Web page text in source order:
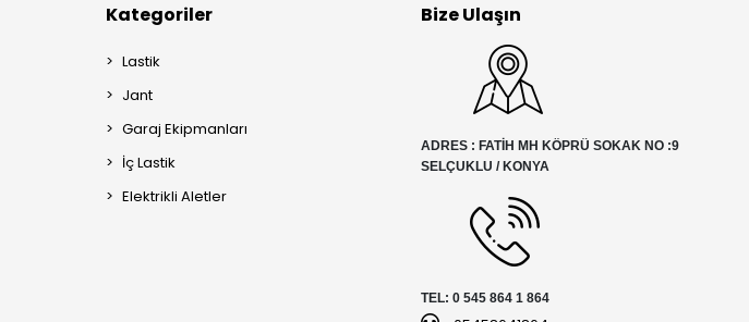
Kategoriler
Lastik
Jant
Garaj Ekipmanları
İç Lastik
Elektrikli Aletler
Bize Ulaşın
ADRES : FATİH MH KÖPRÜ SOKAK NO :9
SELÇUKLU / KONYA
TEL: 0 545 864 1 864